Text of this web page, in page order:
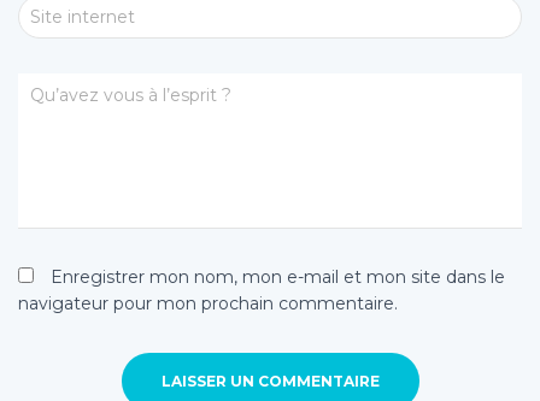
Site internet
Qu’avez vous à l’esprit ?
Enregistrer mon nom, mon e-mail et mon site dans le
navigateur pour mon prochain commentaire.